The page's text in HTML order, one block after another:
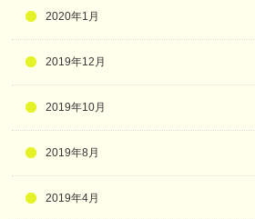
2020年1月
2019年12月
2019年10月
2019年8月
2019年4月